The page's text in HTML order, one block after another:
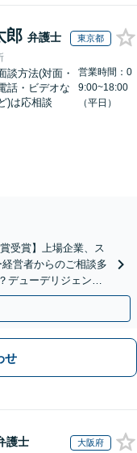
郎 弁護士 東京都
談方法(対面・
話・ビデオな
)は応相談
営業時間：0
9:00~18:00
（平日）
受賞】上場企業、ス
営者からのご相談多
デューデリジェンス
料】
せ
護士 大阪府